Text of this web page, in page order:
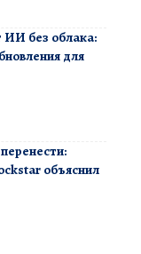
ИИ без облака:
для
объяснил